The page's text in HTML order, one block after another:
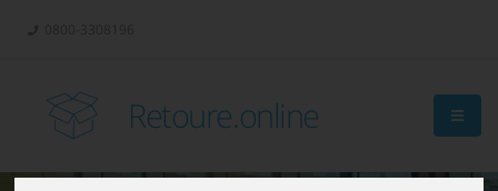
Retoure.online